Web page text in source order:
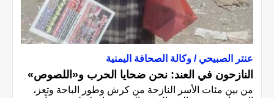
عنتر الصبيحي / وكالة الصحافة اليمنية
النازحون في العند: نحن ضحايا الحرب و«اللصوص»
من بين مئات الأسر النازحة من كرش وطور الباحة وتعز،